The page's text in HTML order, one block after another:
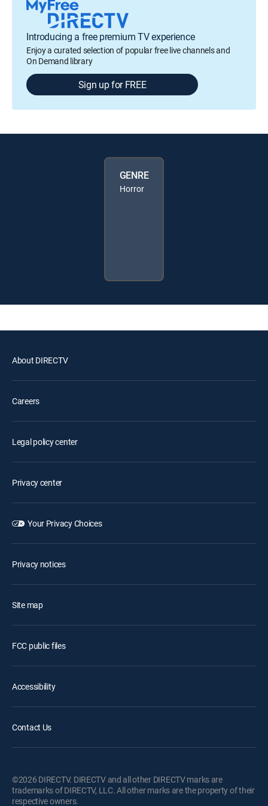
Introducing a free premium TV experience
Enjoy a curated selection of popular free live channels and
On Demand library
Sign up for FREE
GENRE
Horror
About DIRECTV
Careers
Legal policy center
Privacy center
Your Privacy Choices
Privacy notices
Site map
FCC public files
Accessibility
Contact Us
©2026 DIRECTV. DIRECTV and all other DIRECTV marks are
trademarks of DIRECTV, LLC. All other marks are the property of their
respective owners.